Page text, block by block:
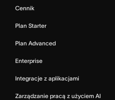
Cennik
Plan Starter
Plan Advanced
Enterprise
Integracje z aplikacjami
Zarządzanie pracą z użyciem AI